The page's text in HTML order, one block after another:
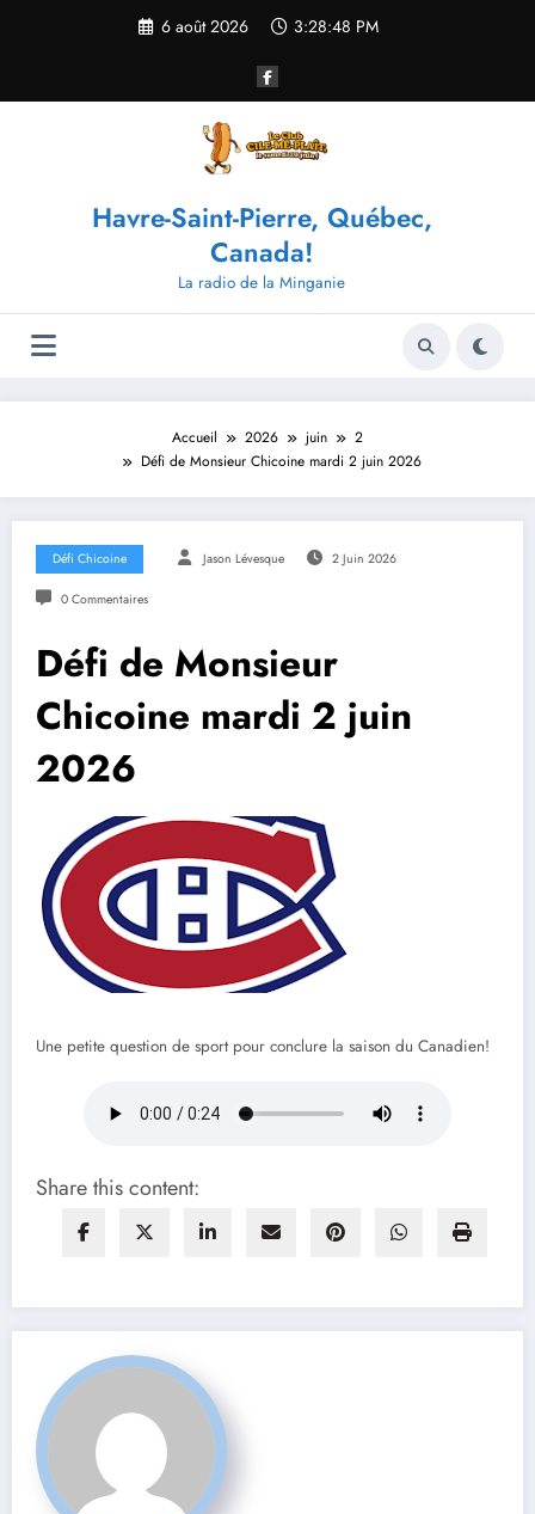
6 août 2026 3:28:49 PM
Havre-Saint-Pierre, Québec,
Canada!
La radio de la Minganie
Accueil 2026 juin
2
Défi de Monsieur Chicoine mardi 2 juin 2026
Défi Chicoine Jason Lévesque 2 Juin 2026
0 Commentaires
Défi de Monsieur
Chicoine mardi 2 juin
2026
Une petite question de sport pour conclure la saison du Canadien!
Share this content: